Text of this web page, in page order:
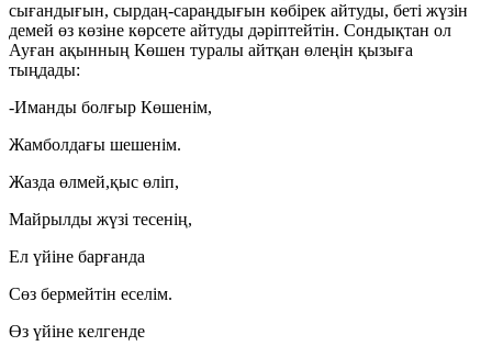
сығандығын, сырдаң-сараңдығын көбірек айтуды, беті жүзін
демей өз көзіне көрсете айтуды дәріптейтін. Сондықтан ол
Ауған ақынның Көшен туралы айтқан өлеңін қызыға
тыңдады:
-Иманды болғыр Көшенім,
Жамболдағы шешенім.
Жазда өлмей,қыс өліп,
Майрылды жүзі тесенің,
Ел үйіне барғанда
Сөз бермейтін еселім.
Өз үйіне келгенде